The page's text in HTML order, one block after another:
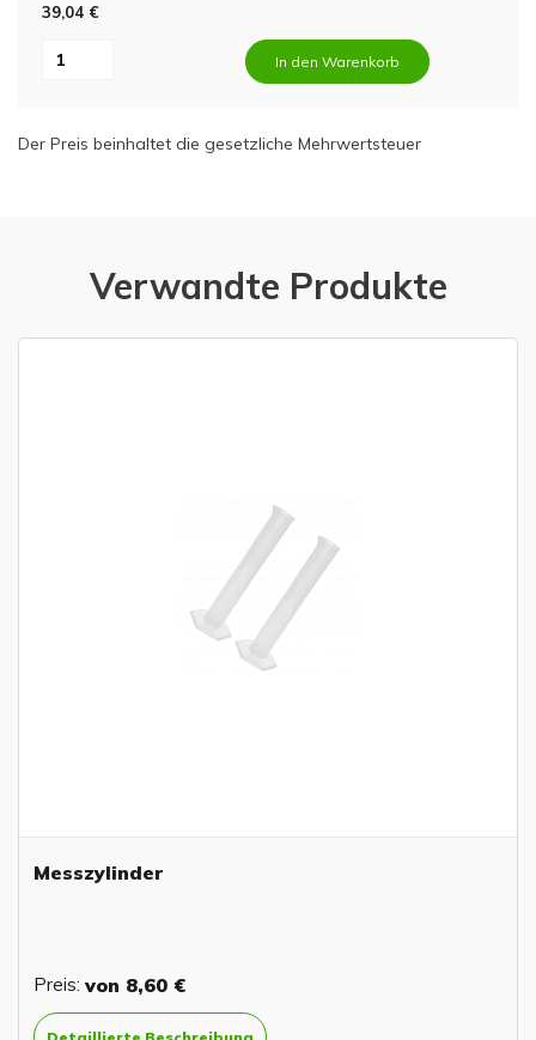
39,04 €
In den Warenkorb
Der Preis beinhaltet die gesetzliche Mehrwertsteuer
Verwandte Produkte
Messzylinder
Preis: von 8,60 €